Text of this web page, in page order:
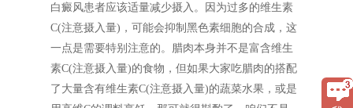
白癜风患者应该适量减少摄入。因为过多的维生素
C(注意摄入量)，可能会抑制黑色素细胞的合成，这
一点是需要特别注意的。腊肉本身并不是富含维生
素C(注意摄入量)的食物，但如果大家吃腊肉的搭配
了大量含有维生素C(注意摄入量)的蔬菜水果，或是